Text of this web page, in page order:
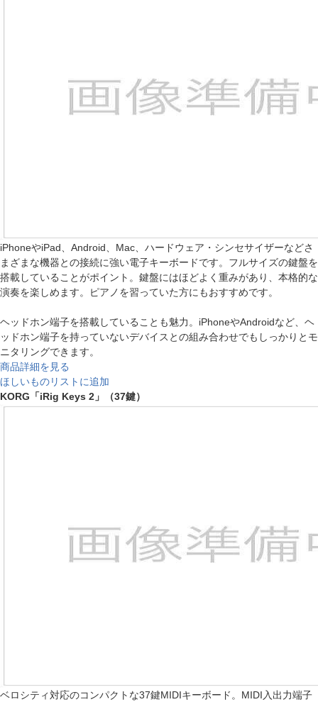
iPhoneやiPad、Android、Mac、ハードウェア・シンセサイザーなどさ
まざまな機器との接続に強い電子キーボードです。フルサイズの鍵盤を
搭載していることがポイント。鍵盤にはほどよく重みがあり、本格的な
演奏を楽しめます。ピアノを習っていた方にもおすすめです。
ヘッドホン端子を搭載していることも魅力。iPhoneやAndroidなど、ヘ
ッドホン端子を持っていないデバイスとの組み合わせでもしっかりとモ
ニタリングできます。
商品詳細を見る
ほしいものリストに追加
KORG「iRig Keys 2」（37鍵）
ベロシティ対応のコンパクトな37鍵MIDIキーボード。MIDI入出力端子